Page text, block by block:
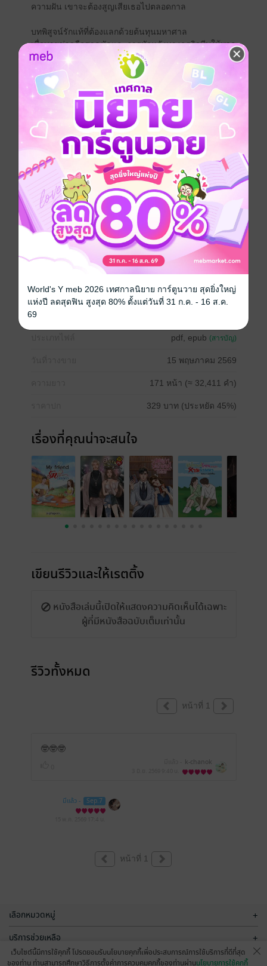
ความฝัน เขาจะต้องสูญเสียเธอไปตลอดกาล
บทพิสูจน์รักแท้ที่ต้องแลกด้วยต้นทุนมหาศาล
เมื่อพายุข่าวลือสาดซัดและการหักหลังทางธุรกิจบีบให้พวก
เขาต้องเลือกระหว่างความสุขส่วนตัวกับความอยู่รอดของ
คนนับพัน ธราและวิมจะยอมจำนนต่อโชคชะตา หรือจะ
กล้าทิ้งทุกอย่างเพื่อรักษาคำสัญญาที่มีให้กันภายใต้ร่มเงา
จามจุรี?
**ถึงจะเป็นเรื่องราวตัวละครที่ขึ้นชื่อว่าเป็นพระเอก
นางเอก แต่เชื่อว่ามันคือมุมมองนิสัยเสียที่ในนิยายหลายๆ
อาจจะไม่เขียนให้เห็นภาพขนาดนี้ คิดซะว่ามันคือนิยาย
ของตัวร้ายที่ไหนสักเรื่องก็แล้วกันนะคะ**
ปล.คอมเม้นแนะนำ ติติง หรือเม้นด้วยความอินได้ตาม
สบายนะคะ ขอเพียงไม่หยาบคาย หรือเหมารวมผู้แต่งนะ
คะ ขอย้ำอีกครั้งว่ามันคือนิยายที่แต่งจากจินตนาการ ดัง
นั้นความสมเหตุสมผลย่อมมีน้อยกว่าการใช้ชีวิตจริงๆ ที่จับ
ต้องได้นะคะ
โรแมนติก มหาวิทยาลัย
วิศวะ รักสามเส้า
pdf, epub (สารบัญ)
15 พฤษภาคม 2569
171 หน้า (≈ 32,411 คำ)
329 บาท (ประหยัด 45%)
เรื่องที่คุณน่าจะสนใจ
เขียนรีวิวและให้เรตติ้ง
หนังสือเล่มนี้เปิดให้แสดงความคิดเห็นได้เฉพาะ
ผู้ที่มีหนังสือฉบับเต็มเท่านั้น
รีวิวทั้งหมด
หน้าที่ 1
🤓🤓🤓
k-chanok
มีแล้ว - Sep.7
หน้าที่ 1
เลือกหมวดหมู่ +
บริการช่วยเหลือ +
เกี่ยวกับเรา
เว็บไซต์นี้มีการใช้คุกกี้ โปรดยอมรับนโยบายคุกกี้เพื่อประสบการณ์การใช้บริการที่ดีที่สุด
ของท่าน ท่านสามารถศึกษาวิธีการตั้งค่าการควบคุมคุกกี้ของท่านผ่านนโยบายการใช้คุกกี้
World's Y meb 2026 เทศกาลนิยาย การ์ตูนวาย สุดยิ่งใหญ่
แห่งปี ลดสุดฟิน สูงสุด 80% ตั้งแต่วันที่ 31 ก.ค. - 16 ส.ค.
69